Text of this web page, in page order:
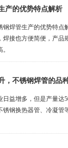
产的优势特点解析
钢焊管生产的优势特
焊接也方便简便，产品
，不锈钢焊管的品
日益增多，但是产量达
钢换热器管、冷凝管